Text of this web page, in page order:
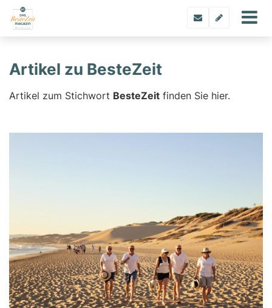
Artikel zu BesteZeit
Artikel zum Stichwort BesteZeit finden Sie hier.